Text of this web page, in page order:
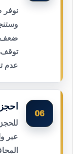
نوفر
ضعف
توقف
عدم
06
عبر